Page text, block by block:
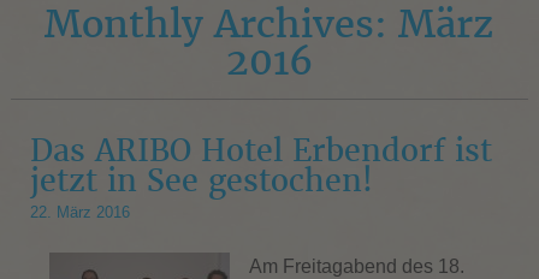
Monthly Archives: März
2016
Das ARIBO Hotel Erbendorf ist
jetzt in See gestochen!
22. März 2016
Am Freitagabend des 18.